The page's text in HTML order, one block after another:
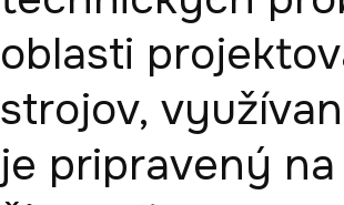
oblasti
strojov,
je pripravený